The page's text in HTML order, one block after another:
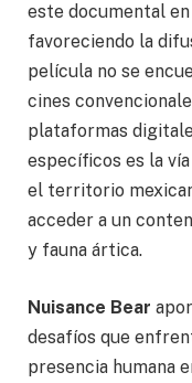
este documental
favoreciendo la
película no se
cines
plataformas
específicos es la
el territorio
acceder a un
y fauna ártica.
Nuisance Bear
desafíos que
presencia humana